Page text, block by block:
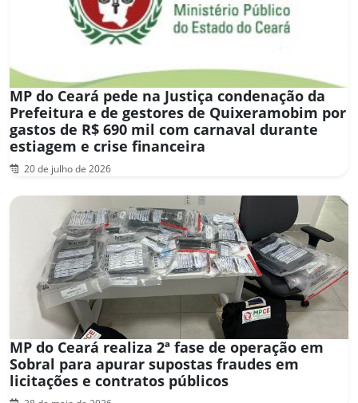
MP do Ceará pede na Justiça condenação da
Prefeitura e de gestores de Quixeramobim por
gastos de R$ 690 mil com carnaval durante
estiagem e crise financeira
20 de julho de 2026
MP do Ceará realiza 2ª fase de operação em
Sobral para apurar supostas fraudes em
licitações e contratos públicos